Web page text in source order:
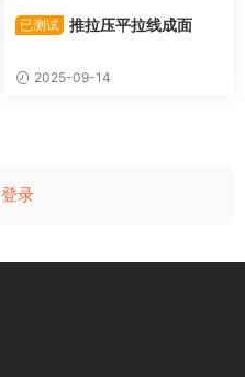
已测试 推拉压平拉线成面
2025-09-14
登录